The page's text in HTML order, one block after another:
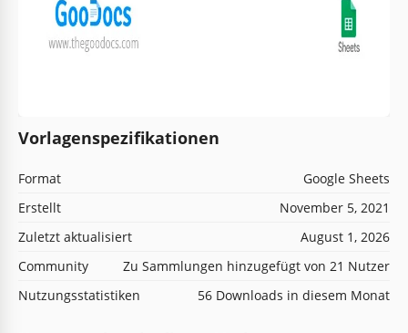
Vorlagenspezifikationen
Format
Google Sheets
Erstellt
November 5, 2021
Zuletzt aktualisiert
August 1, 2026
Community
Zu Sammlungen hinzugefügt von 21 Nutzer
Nutzungsstatistiken
56 Downloads in diesem Monat